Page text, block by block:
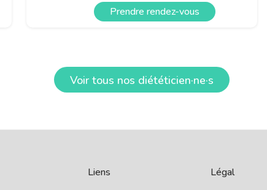
Prendre rendez-vous
Voir tous nos diététicien·ne·s
Liens
Légal